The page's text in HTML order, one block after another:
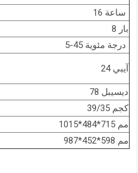
8 بار
آيبي 24
78 ديسيبل
39/35 كجم
1015*484*715 مم
987*452*598 مم